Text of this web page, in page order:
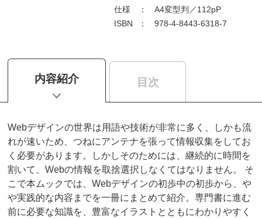
仕様
：
A4変型判／112pP
ISBN
： 978-4-8443-6318-7
内容紹介 目次
Webデザインの世界は用語や技術が非常に多く、しかも流
れが速いため、つねにアンテナを張って情報収集をしてお
く必要があります。しかしそのためには、継続的に時間を
割いて、Webの情報を取捨選択しなくてはなりません。 そ
こで本ムックでは、Webデザインの初歩中の初歩から、や
や実践的な内容までを一冊にまとめて紹介。専門書に進む
前に必要な知識を、豊富なイラストとともにわかりやすく